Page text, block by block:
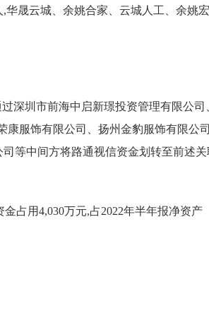
晟云城、余姚合家、云城人工、余姚
深圳市前海中启新璟投资管理有限公司
康服饰有限公司、扬州金豹服饰有限公
等中间方将路通视信资金划转至前述关
占用4,030万元,占2022年半年报净资产